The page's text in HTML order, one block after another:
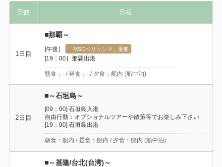
日数 日程
1日目
■那覇～
[午後］ 「MSCベリッシマ」乗船
[19：00］那覇出港
朝食：- / 昼食：- / 夕食：船内 (船中泊)
2日目
■～石垣島～
[09：00] 石垣島入港
自由行動：オプショナルツアーや散策等でお楽しみ下さい
[19：00] 石垣島出港
朝食：船内 / 昼食：船内 / 夕食：船内 (船中泊)
■～基隆/台北(台湾)～